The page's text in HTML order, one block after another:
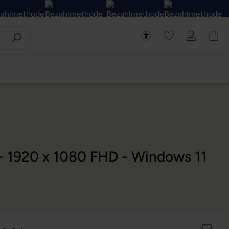
x 1080 FHD - Windows 11